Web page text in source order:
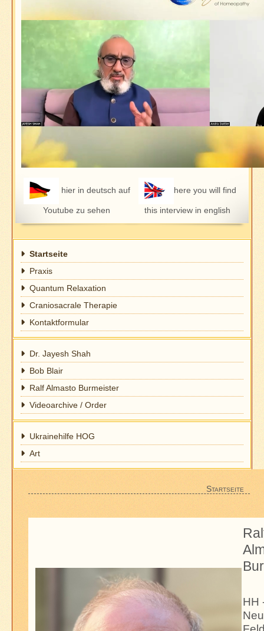
hier in deutsch auf
Youtube zu sehen
here you will find
this interview in english
Startseite
Praxis
Quantum Relaxation
Craniosacrale Therapie
Kontaktformular
Dr. Jayesh Shah
Bob Blair
Ralf Almasto Burmeister
Videoarchive / Order
Ukrainehilfe HOG
Art
Startseite
HH